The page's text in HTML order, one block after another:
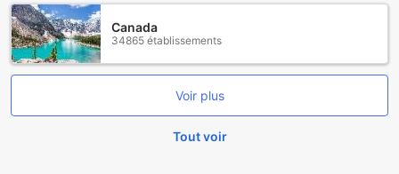
Canada
34865 établissements
Voir plus
Tout voir